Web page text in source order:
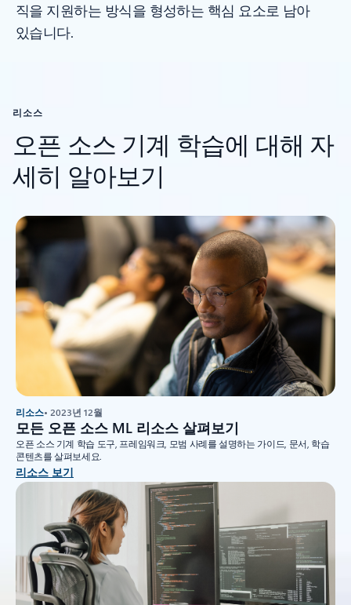
직을 지원하는 방식을 형성하는 핵심 요소로 남아
있습니다.
리소스
오픈 소스 기계 학습에 대해 자
세히 알아보기
리소스• 2023년 12월
모든 오픈 소스 ML 리소스 살펴보기
오픈 소스 기계 학습 도구, 프레임워크, 모범 사례를 설명하는 가이드, 문서, 학습
콘텐츠를 살펴보세요.
리소스 보기